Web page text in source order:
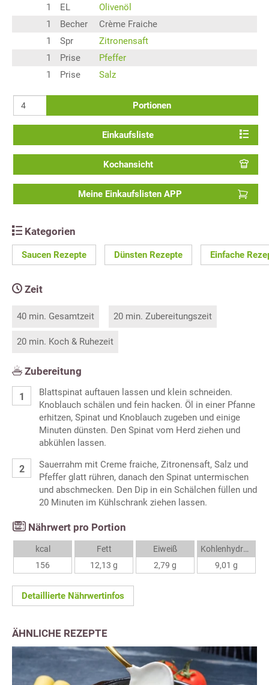
1
EL
Olivenöl
1
Becher
Crème Fraiche
1
Spr
Zitronensaft
1
Prise
Pfeffer
1
Prise Salz
Portionen
Einkaufsliste
Kochansicht
Meine Einkaufslisten APP
Kategorien
Saucen Rezepte Dünsten Rezepte Einfache
Zeit
40 min. Gesamtzeit 20 min. Zubereitungszeit
20 min. Koch & Ruhezeit
Zubereitung
Blattspinat auftauen lassen und klein schneiden.
Knoblauch schälen und fein hacken. Öl in einer Pfanne
erhitzen, Spinat und Knoblauch zugeben und einige
Minuten dünsten. Den Spinat vom Herd ziehen und
abkühlen lassen.
Sauerrahm mit Creme fraiche, Zitronensaft, Salz und
Pfeffer glatt rühren, danach den Spinat untermischen
und abschmecken. Den Dip in ein Schälchen füllen und
20 Minuten im Kühlschrank ziehen lassen.
Nährwert pro Portion
kcal
156
Fett
12,13 g
Eiweiß
2,79 g
Kohlenhydrate
9,01 g
Detaillierte Nährwertinfos
ÄHNLICHE REZEPTE